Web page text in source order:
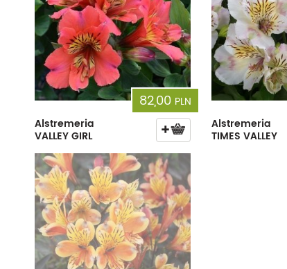
82,00 PLN
Alstremeria
VALLEY GIRL
Alstremeria
TIMES VALLEY